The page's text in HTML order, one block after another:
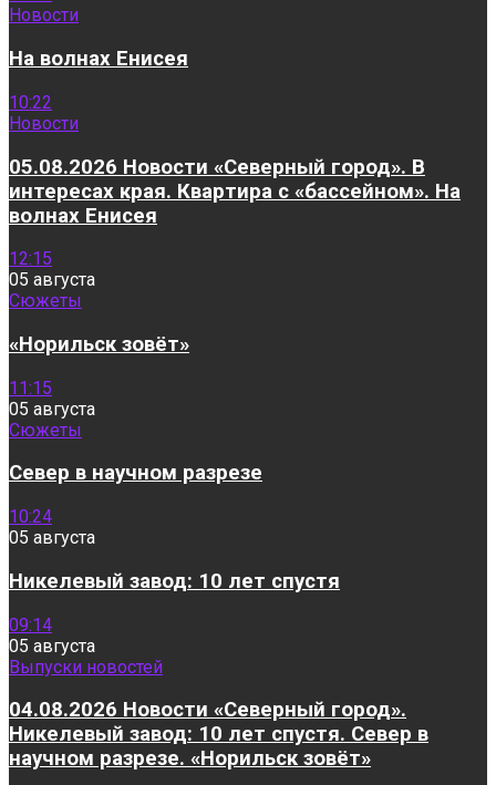
Новости
На волнах Енисея
10:22
Новости
05.08.2026 Новости «Северный город». В
интересах края. Квартира с «бассейном». На
волнах Енисея
12:15
05 августа
Сюжеты
«Норильск зовёт»
11:15
05 августа
Сюжеты
Север в научном разрезе
10:24
05 августа
Никелевый завод: 10 лет спустя
09:14
05 августа
Выпуски новостей
04.08.2026 Новости «Северный город».
Никелевый завод: 10 лет спустя. Север в
научном разрезе. «Норильск зовёт»